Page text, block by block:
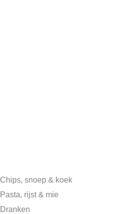
Chips, snoep & koek
Pasta, rijst & mie
Dranken